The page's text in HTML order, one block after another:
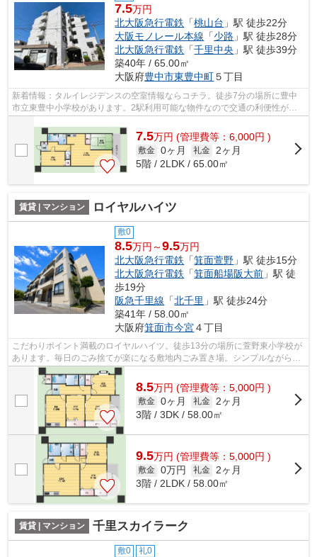
7.5万円
北大阪急行電鉄 「桃山台 」駅 徒歩22分
大阪モノレール本線 「少路 」駅 徒歩28分
北大阪急行電鉄 「千里中央 」駅 徒歩39分
築40年 / 65.00㎡
大阪府豊中市東豊中町５丁目
新着情報：タルイレジデンスの空室情報ならコチラ。徒歩7分の場所に豊中
市立東豊中小学校があります。2駅利用可能な物件なので交通の利便性が良
いのが魅力です。通風良好の涼しく気持...
7.5万円 (管理費等：6,000円 )
敷金 0ヶ月 礼金 2ヶ月
5階 / 2LDK / 65.00㎡
賃貸 | マンション ロイヤルハイツ
敷0
8.5万円～9.5万円
北大阪急行電鉄 「箕面萱野 」駅 徒歩15分
北大阪急行電鉄 「箕面船場阪大前 」駅 徒
歩19分
阪急千里線 「北千里 」駅 徒歩24分
築41年 / 58.00㎡
大阪府箕面市今宮４丁目
こだわりポイント満載のロイヤルハイツ。徒歩13分の場所に萱野東小学校が
あります。毎日のごみ捨てが楽になる敷地内ごみ置き場。シンプルながらも
風の通り道がしっかり造られている物...
8.5万円 (管理費等：5,000円 )
敷金 0ヶ月 礼金
2ヶ月
3階 / 3DK / 58.00㎡
9.5万円 (管理費等：5,000円 )
敷金 0万円 礼金
2ヶ月
3階 / 2LDK / 58.00㎡
賃貸 | マンション 千里スカイラーク
敷0 礼0